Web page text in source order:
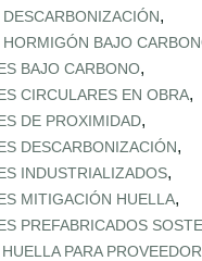
DESCARBONIZACIÓN,
HORMIGÓN BAJO
BAJO CARBONO,
CIRCULARES EN OBRA,
DE PROXIMIDAD,
DESCARBONIZACIÓN,
INDUSTRIALIZADOS,
MITIGACIÓN HUELLA,
PREFABRICADOS
PARA